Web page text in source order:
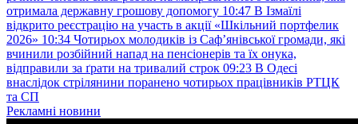
отримала державну грошову допомогу 10:47 В Ізмаїлі
відкрито реєстрацію на участь в акції «Шкільний портфелик
2026» 10:34 Чотирьох молодиків із Саф’янівської громади, які
вчинили розбійний напад на пенсіонерів та їх онука,
відправили за ґрати на тривалий строк 09:23 В Одесі
внаслідок стрілянини поранено чотирьох працівників РТЦК
та СП
Рекламні новини